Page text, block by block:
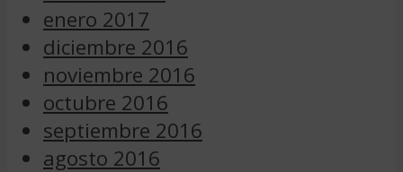
enero 2017
diciembre 2016
noviembre 2016
octubre 2016
septiembre 2016
agosto 2016